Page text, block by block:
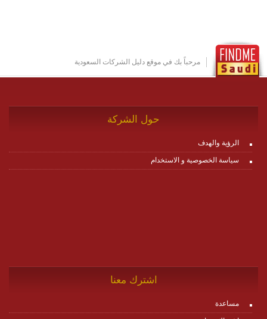
http://www.plutosms.com/zagel
مرحباً بك في موقع دليل الشركات السعودية
حول الشركة
الرؤية والهدف
سياسة الخصوصية و الاستخدام
اشترك معنا
مساعدة